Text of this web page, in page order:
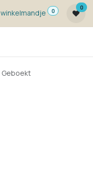
0
0
Geboekt